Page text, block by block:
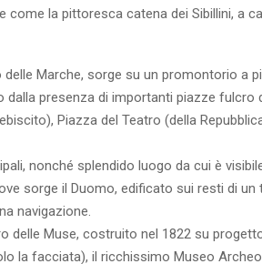
come la pittoresca catena dei Sibillini, a
delle Marche, sorge su un promontorio a
presenza di importanti piazze fulcro
Piazza del Teatro (della
nonché splendido luogo da cui è
sorge il Duomo, edificato sui resti di
navigazione.
delle Muse, costruito nel 1822 su
la facciata), il ricchissimo Museo